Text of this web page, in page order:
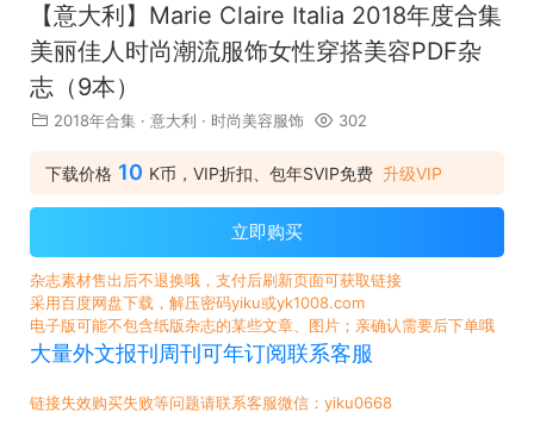
【意大利】Marie Claire Italia 2018年度合集
美丽佳人时尚潮流服饰女性穿搭美容PDF杂
志（9本）
2018年合集 · 意大利 · 时尚美容服饰 302
下载价格 10 K币，VIP折扣、包年SVIP免费 升级VIP
立即购买
杂志素材售出后不退换哦，支付后刷新页面可获取链接
采用百度网盘下载，解压密码yiku或yk1008.com
电子版可能不包含纸版杂志的某些文章、图片；亲确认需要后下单哦
大量外文报刊周刊可年订阅联系客服
链接失效购买失败等问题请联系客服微信：yiku0668